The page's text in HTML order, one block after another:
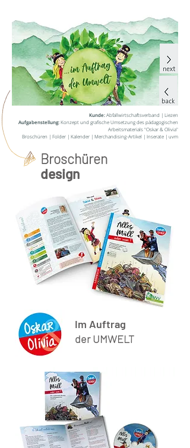
Kunde:Abfallwirtschaftsverband | Liezen
Aufgabenstellung:Konzept und grafische Umsetzung des pädagogischen
Arbeitsmaterials "Oskar & Olivia"
Broschüren | Folder | Kalender | Merchandising-Artikel | Inserate | uvm
Broschüren
design
Im Auftrag
der UMWELT